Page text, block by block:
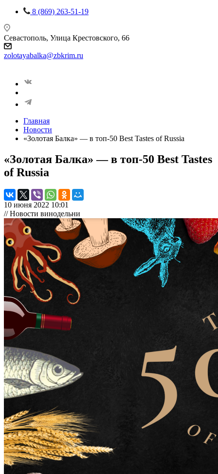
8 (869) 263-51-19
Севастополь, Улица Крестовского, 66
zolotayabalka@zbkrim.ru
Главная
Новости
«Золотая Балка» — в топ-50 Best Tastes of Russia
«Золотая Балка» — в топ-50 Best Tastes
of Russia
10 июня 2022 10:01
// Новости винодельни